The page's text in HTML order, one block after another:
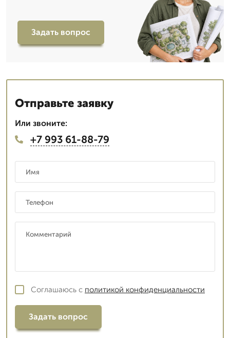
Задать вопрос
Отправьте заявку
Или звоните:
+7 993 61-88-79
Соглашаюсь с политикой конфиденциальности
Задать вопрос